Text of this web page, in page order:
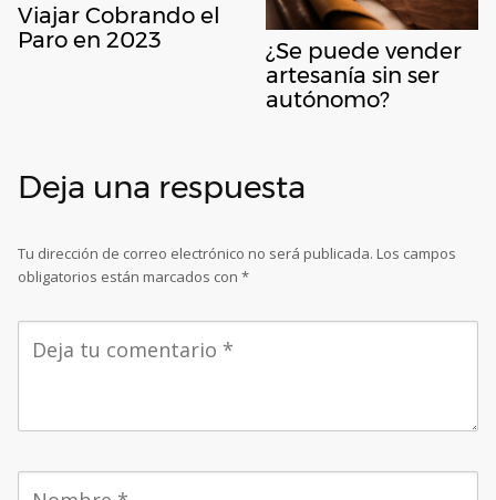
Viajar Cobrando el
Paro en 2023
¿Se puede vender
artesanía sin ser
autónomo?
Deja una respuesta
Tu dirección de correo electrónico no será publicada. Los campos
obligatorios están marcados con *